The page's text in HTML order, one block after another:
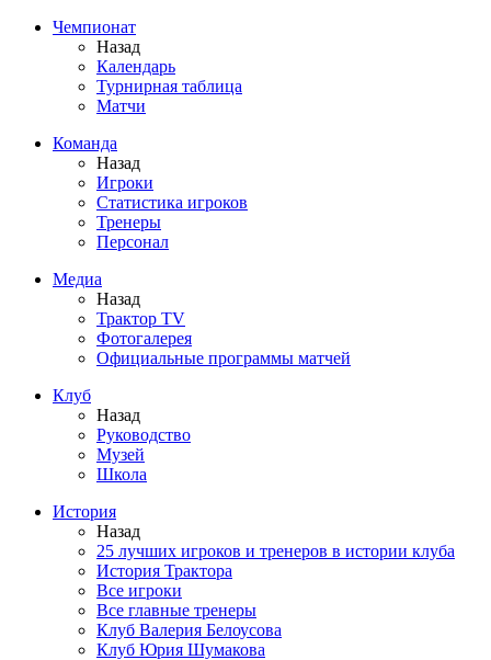
Чемпионат
Назад
Календарь
Турнирная таблица
Матчи
Команда
Назад
Игроки
Статистика игроков
Тренеры
Персонал
Медиа
Назад
Трактор TV
Фотогалерея
Официальные программы матчей
Клуб
Назад
Руководство
Музей
Школа
История
Назад
25 лучших игроков и тренеров в истории клуба
История Трактора
Все игроки
Все главные тренеры
Клуб Валерия Белоусова
Клуб Юрия Шумакова